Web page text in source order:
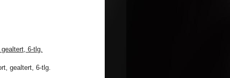
6-tlg.